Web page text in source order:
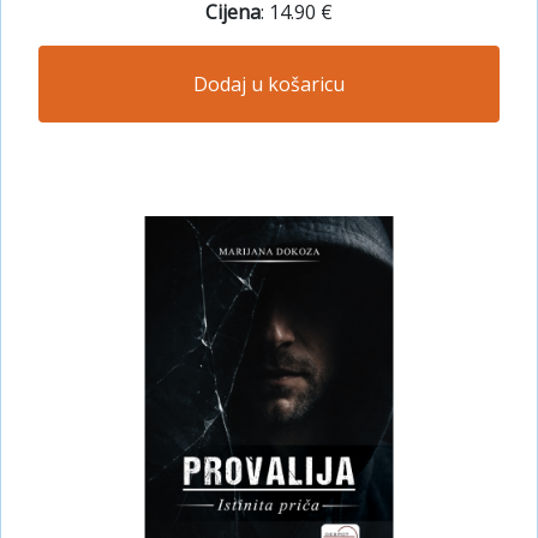
Cijena: 14.90 €
Dodaj u košaricu